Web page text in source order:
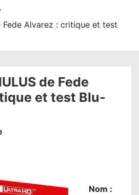
Fede Alvarez : critique et test
de Fede
et test Blu-
Nom :